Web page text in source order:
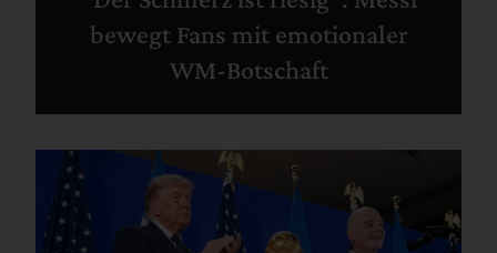
bewegt Fans mit emotionaler
WM-Botschaft